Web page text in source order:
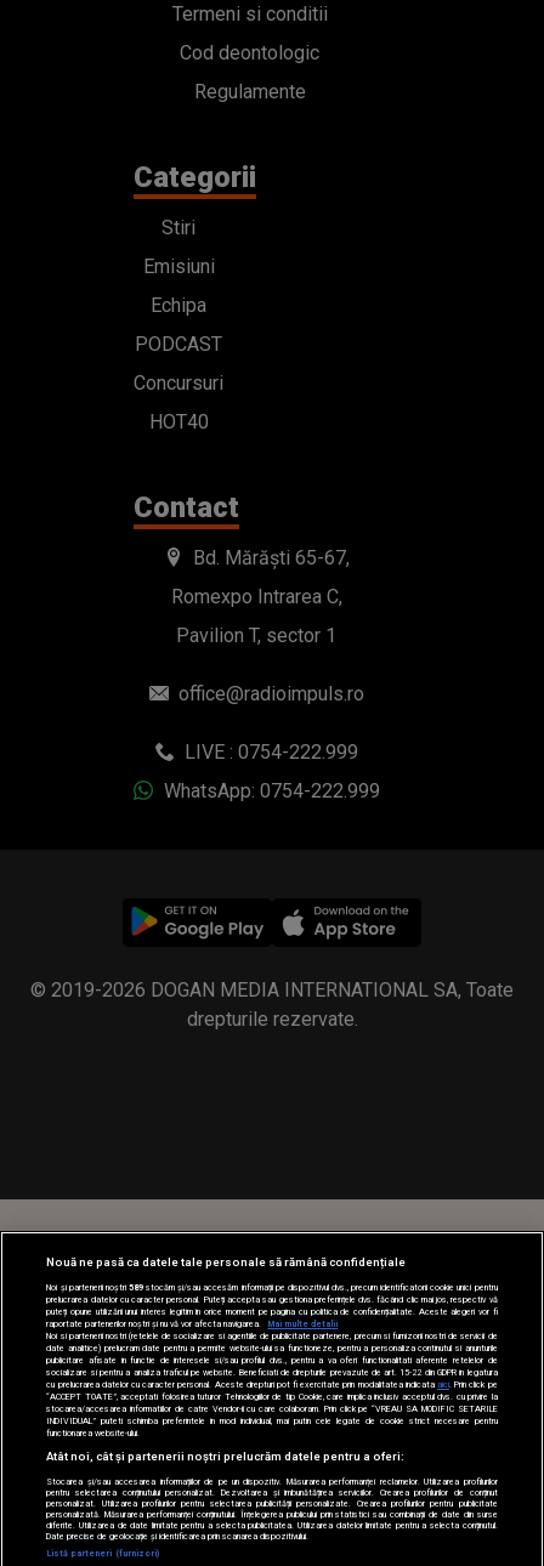
Termeni si conditii
Cod deontologic
Regulamente
Categorii
Stiri
Emisiuni
Echipa
PODCAST
Concursuri
HOT40
Contact
Bd. Mărăști 65-67,
Romexpo Intrarea C,
Pavilion T, sector 1
office@radioimpuls.ro
LIVE : 0754-222.999
WhatsApp: 0754-222.999
© 2019-2026 DOGAN MEDIA INTERNATIONAL SA, Toate
drepturile rezervate.
Nouă ne pasă ca datele tale personale să rămână confidențiale
Noi și partenerii noștri589stocăm și/sau accesăm informații pe dispozitivul dvs., precum identificatorii cookie unici pentru
prelucrarea datelor cu caracter personal. Puteți accepta sau gestiona preferințele dvs. făcând clic mai jos, respectiv vă
puteți opune utilizării unui interes legitim în orice moment pe pagina cu politica de confidențialitate. Aceste alegeri vor fi
raportate partenerilor noștri și nu vă vor afecta navigarea.
Mai multe detalii
Noi si partenerii nostri (retelele de socializare si agentiile de publicitate partenere, precum si furnizorii nostri de servicii de
date analitice) prelucram date pentru a permite website-ului sa functioneze, pentru a personaliza continutul si anunturile
publicitare afisate in functie de interesele si/sau profilul dvs., pentru a va oferi functionalitati aferente retelelor de
socializare si pentru a analiza traficul pe website. Beneficiati de drepturile prevazute de art. 15-22 din GDPR in legatura
cu prelucrarea datelor cu caracter personal. Aceste drepturi pot fi exercitate prin modalitatea indicataaici . Prin click pe
“ACCEPT TOATE”, acceptati folosirea tuturor Tehnologiilor de tip Cookie, care implica inclusiv acceptul dvs. cu privire la
stocarea/accesarea informatiilor de catre Vendor-ii cu care colaboram. Prin click pe “VREAU SA MODIFIC SETARILE
INDIVIDUAL” puteti schimba preferintele in mod individual, mai putin cele legate de cookie strict necesare pentru
functionarea website-ului.
Atât noi, cât și partenerii noștri prelucrăm datele pentru a oferi:
Stocarea și/sau accesarea informațiilor de pe un dispozitiv. Măsurarea performanței reclamelor. Utilizarea profilurilor
pentru selectarea conținutului personalizat. Dezvoltarea și îmbunătățirea serviciilor. Crearea profilurilor de conținut
personalizat. Utilizarea profilurilor pentru selectarea publicității personalizate. Crearea profilurilor pentru publicitate
personalizată. Măsurarea performanței conținutului. Înțelegerea publicului prin statistici sau combinații de date din surse
diferite. Utilizarea de date limitate pentru a selecta publicitatea. Utilizarea datelor limitate pentru a selecta conținutul.
Date precise de geolocație și identificarea prin scanarea dispozitivului.
Listă parteneri (furnizori)